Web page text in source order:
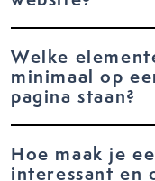
Welke
minimaal op
pagina staan?
Hoe maak je
interessant en